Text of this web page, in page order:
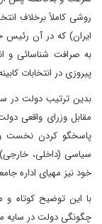
روشی کاملاً برخلاف
ایران) که در آن
به صرافت شناسائی و
پیروزی در انتخابات
بدین ترتیب دولت در
مقابل وزرای واقعی
پاسخگو کردن نخست
سیاسی (داخلی،
خود نیز مهیای اداره
با این توضیح کوتاه
چگونگی دولت در سایه